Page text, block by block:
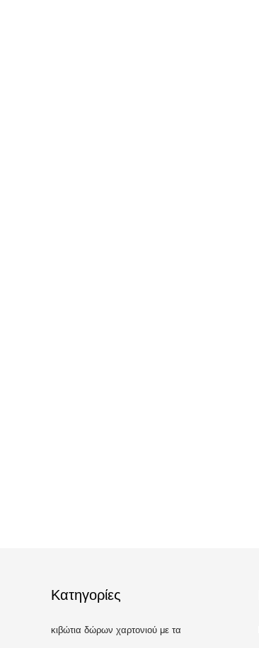
Κατηγορίες
κιβώτια δώρων χαρτονιού με τα